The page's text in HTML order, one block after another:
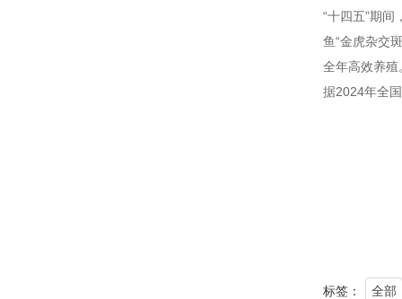
“十四五”期
鱼“金虎杂交
全年高效养殖
据2024年全
标签： 全部